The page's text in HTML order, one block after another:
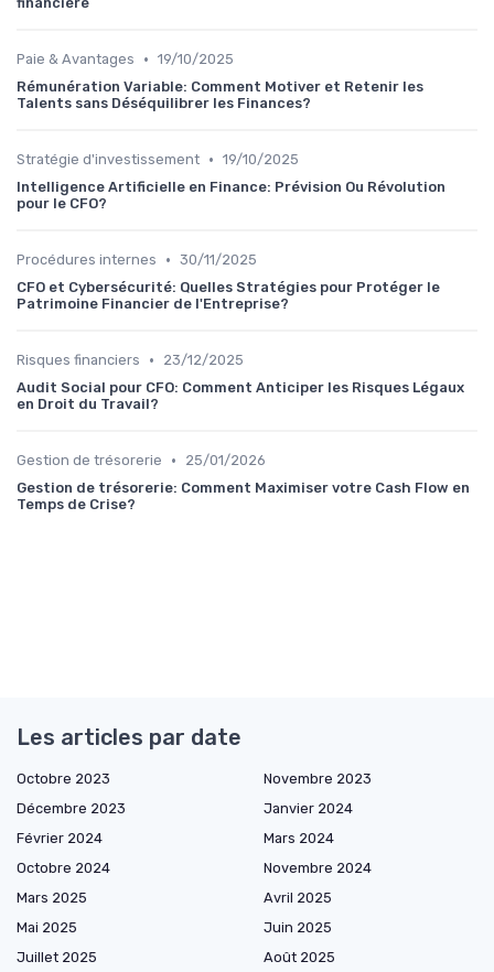
Paie & Avantages • 19/10/2025
Rémunération Variable: Comment Motiver et Retenir les
Talents sans Déséquilibrer les Finances?
Stratégie d'investissement • 19/10/2025
Intelligence Artificielle en Finance: Prévision Ou Révolution
pour le CFO?
Procédures internes • 30/11/2025
CFO et Cybersécurité: Quelles Stratégies pour Protéger le
Patrimoine Financier de l'Entreprise?
Risques financiers •
23/12/2025
Audit Social pour CFO: Comment Anticiper les Risques Légaux
en Droit du Travail?
Gestion de trésorerie •
25/01/2026
Gestion de trésorerie: Comment Maximiser votre Cash Flow en
Temps de Crise?
Les articles par date
Octobre 2023
Novembre 2023
Décembre 2023
Janvier 2024
Février 2024
Mars 2024
Octobre 2024
Novembre 2024
Mars 2025
Avril 2025
Mai 2025
Juin 2025
Juillet 2025
Août 2025